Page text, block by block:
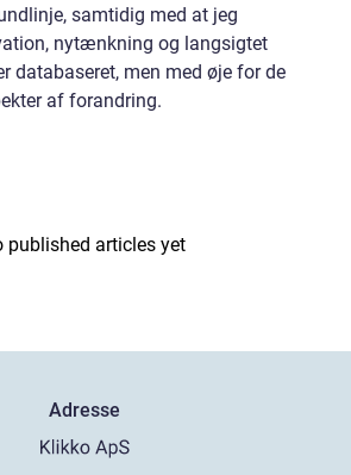
samtidig med at jeg
nytænkning og langsigtet
databaseret, men med øje for de
af forandring.
published articles yet
Adresse